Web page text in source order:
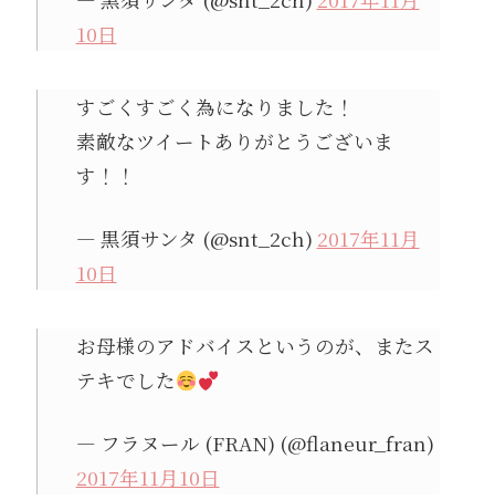
10日
すごくすごく為になりました！
素敵なツイートありがとうございま
す！！
— 黒須サンタ (@snt_2ch) 2017年11月
10日
お母様のアドバイスというのが、またス
テキでした
— フラヌール (FRAN) (@flaneur_fran)
2017年11月10日